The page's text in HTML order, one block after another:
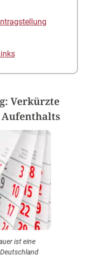
Verkürzte
ist eine